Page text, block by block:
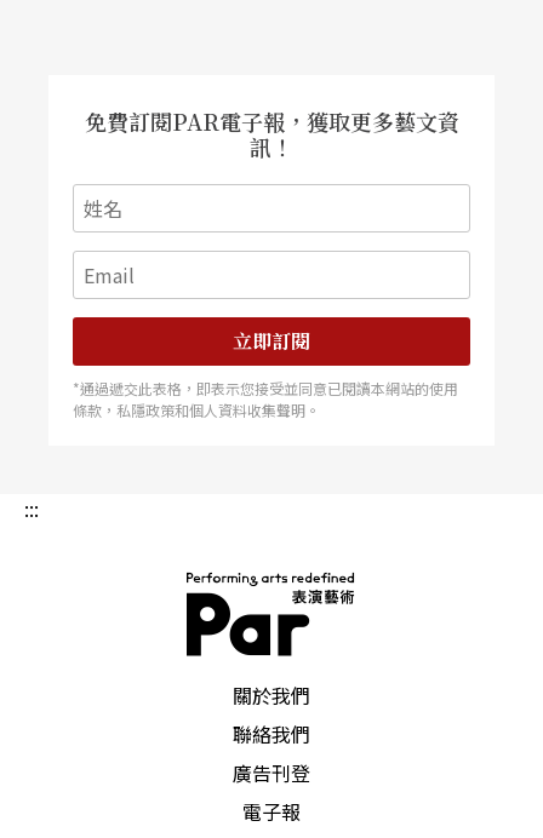
免費訂閱PAR電子報，獲取更多藝文資
訊！
立即訂閱
*通過遞交此表格，即表示您接受並同意已閱讀本網站的使用
條款，私隱政策和個人資料收集聲明。
:::
關於我們
聯絡我們
廣告刊登
電子報